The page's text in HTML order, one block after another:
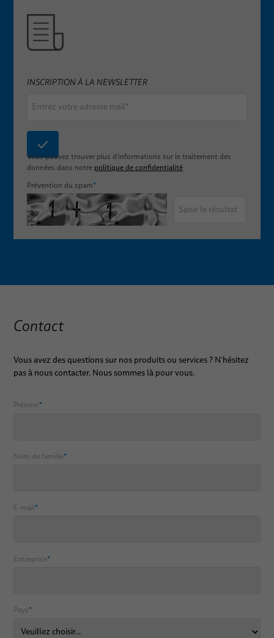
INSCRIPTION À LA NEWSLETTER
Vous pouvez trouver plus d'informations sur le traitement des
données dans notre politique de confidentialité
Prévention du spam*
Contact
Vous avez des questions sur nos produits ou services ? N'hésitez
pas à nous contacter. Nous sommes là pour vous.
Prénom*
Nom de famille*
E-mail*
Entreprise*
Pays*